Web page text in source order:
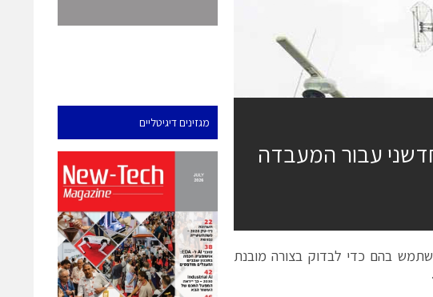
מגזינים דיגיטליים
עבור המעבדה
בהם כדי לבדוק בצורה מובנת